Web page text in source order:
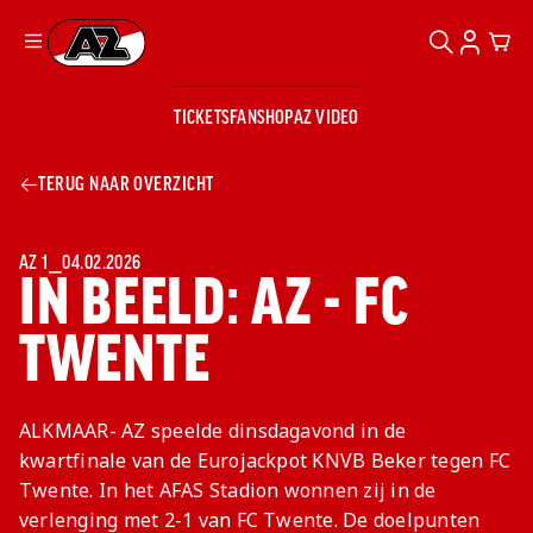
Ga naar onze homepage
TICKETSFANSHOPAZ VIDEO
VROUWEN
JONG AZ
FANSHOP
AZ Business
Wat is AZ
AZ Business
Events
Losse tickets
Kees Kist
Georg Kessler
Lounge
Skybox
Exposure
Partnership
Bestel je
NieuwsNIEUWS
Teams
TEAMS
Club & Fans
CLUB & FANS
JEUGDOPLEIDING
ZOEKEN
TERUG NAAR OVERZICHT
IN BEELD: AZ - FC
TWENTE
AZ 1 ⎯04.02.2026
ALKMAAR- AZ speelde dinsdagavond in de
kwartfinale van de Eurojackpot KNVB Beker tegen FC
Twente. In het AFAS Stadion wonnen zij in de
verlenging met 2-1 van FC Twente. De doelpunten